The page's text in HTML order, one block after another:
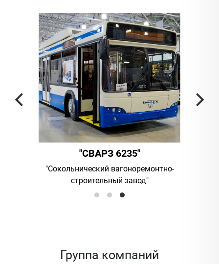
"СВАРЗ 6235"
"Сокольнический вагоноремонтно-
строительный завод"
Группа компаний